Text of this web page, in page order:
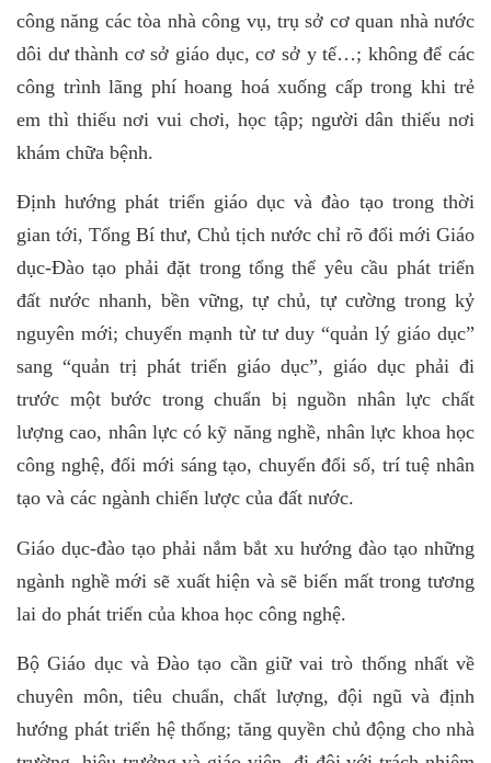
công năng các tòa nhà công vụ, trụ sở cơ quan nhà nước
dôi dư thành cơ sở giáo dục, cơ sở y tế…; không để các
công trình lãng phí hoang hoá xuống cấp trong khi trẻ
em thì thiếu nơi vui chơi, học tập; người dân thiếu nơi
khám chữa bệnh.
Định hướng phát triển giáo dục và đào tạo trong thời
gian tới, Tổng Bí thư, Chủ tịch nước chỉ rõ đổi mới Giáo
dục-Đào tạo phải đặt trong tổng thể yêu cầu phát triển
đất nước nhanh, bền vững, tự chủ, tự cường trong kỷ
nguyên mới; chuyển mạnh từ tư duy “quản lý giáo dục”
sang “quản trị phát triển giáo dục”, giáo dục phải đi
trước một bước trong chuẩn bị nguồn nhân lực chất
lượng cao, nhân lực có kỹ năng nghề, nhân lực khoa học
công nghệ, đổi mới sáng tạo, chuyển đổi số, trí tuệ nhân
tạo và các ngành chiến lược của đất nước.
Giáo dục-đào tạo phải nắm bắt xu hướng đào tạo những
ngành nghề mới sẽ xuất hiện và sẽ biến mất trong tương
lai do phát triển của khoa học công nghệ.
Bộ Giáo dục và Đào tạo cần giữ vai trò thống nhất về
chuyên môn, tiêu chuẩn, chất lượng, đội ngũ và định
hướng phát triển hệ thống; tăng quyền chủ động cho nhà